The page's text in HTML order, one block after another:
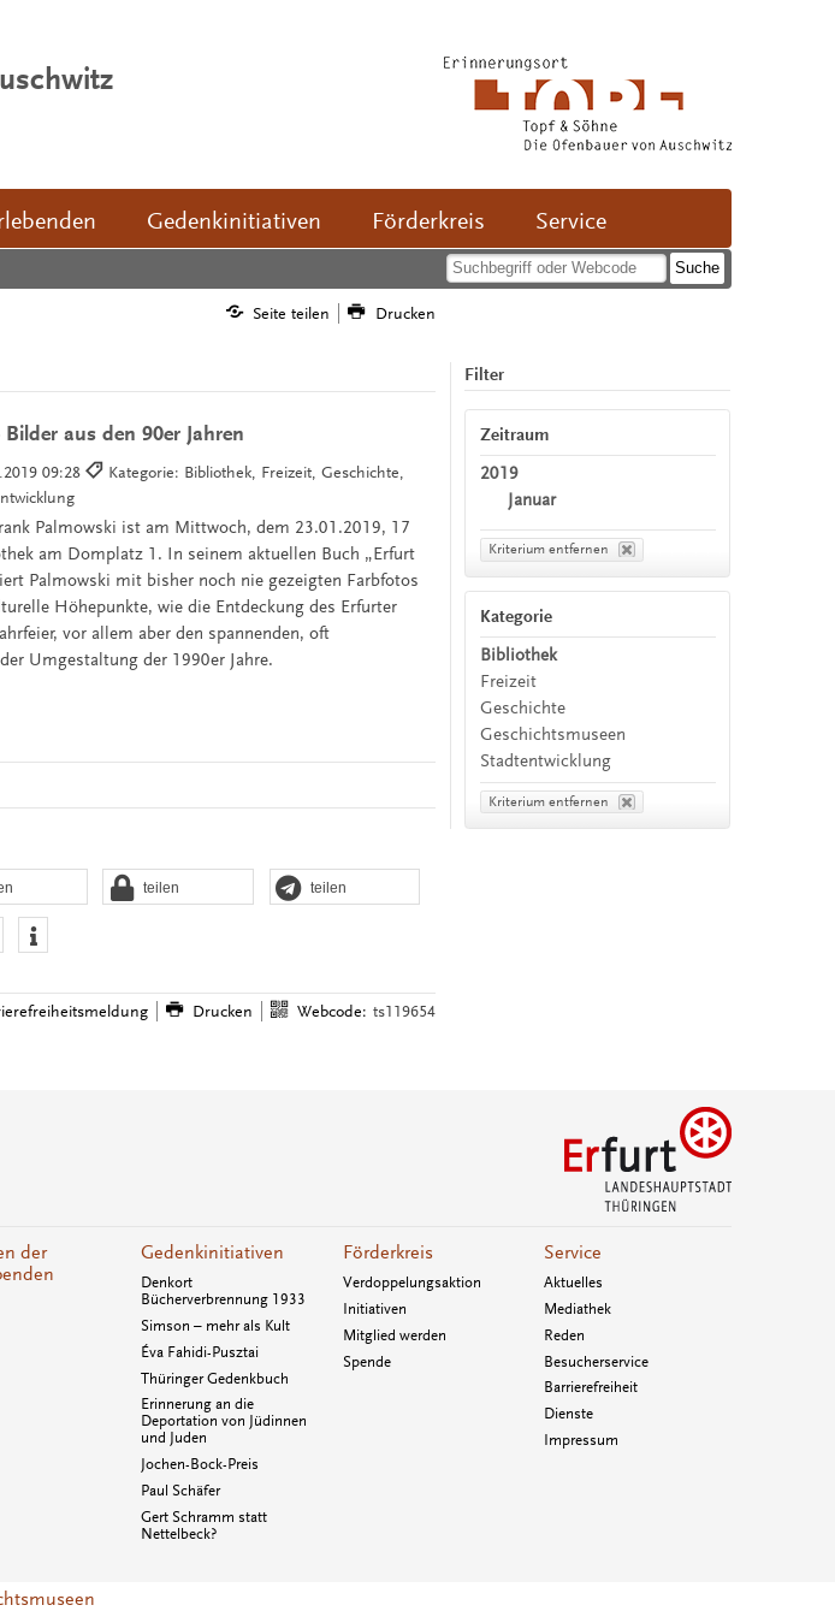
Gedenkinitiativen Förderkreis Service
Seite teilen Drucken
aus den 90er Jahren
09:28
Kategorie: Bibliothek, Freizeit, Geschichte,
Palmowski ist am Mittwoch, dem 23.01.2019, 17
am Domplatz 1. In seinem aktuellen Buch „Erfurt
Palmowski mit bisher noch nie gezeigten Farbfotos
Höhepunkte, wie die Entdeckung des Erfurter
vor allem aber den spannenden, oft
Umgestaltung der 1990er Jahre.
teilen teilen
Drucken Webcode: ts119654
Filter
Zeitraum
2019
Januar
Kriterium entfernen
Kategorie
Bibliothek
Freizeit
Geschichte
Geschichtsmuseen
Stadtentwicklung
Kriterium entfernen
der
Gedenkinitiativen
Denkort
Bücherverbrennung 1933
Simson – mehr als Kult
Éva Fahidi-Pusztai
Thüringer Gedenkbuch
Erinnerung an die
Deportation von Jüdinnen
und Juden
Jochen-Bock-Preis
Paul Schäfer
Gert Schramm statt
Nettelbeck?
Förderkreis
Verdoppelungsaktion
Initiativen
Mitglied werden
Spende
Service
Aktuelles
Mediathek
Reden
Besucherservice
Barrierefreiheit
Dienste
Impressum